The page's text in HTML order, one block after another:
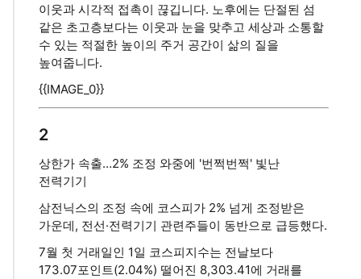
이웃과 시각적 접촉이 끊깁니다. 노후에는 단절된 섬
같은 초고층보다는 이웃과 눈을 맞추고 세상과 소통할
수 있는 적절한 높이의 주거 공간이 삶의 질을
높여줍니다.
{{IMAGE_0}}
2
상한가 속출…2% 조정 와중에 '번쩍번쩍' 빛난
전력기기
삼전닉스의 조정 속에 코스피가 2% 넘게 조정받은
가운데, 전선·전력기기 관련주들이 동반으로 급등했다.
7월 첫 거래일인 1일 코스피지수는 전날보다
173.07포인트(2.04%) 떨어진 8,303.41에 거래를